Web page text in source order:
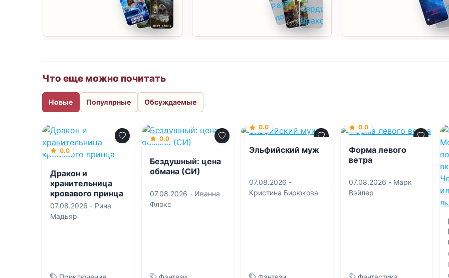
Что еще можно почитать
Новые Популярные Обсуждаемые
0.0
Дракон и
хранительница
кровавого принца
07.08.2026 - Рина
Мадьяр
0.0
Бездушный: цена
обмана (СИ)
07.08.2026 - Иванна
Флокс
0.0
Эльфийский муж
07.08.2026 -
Кристина Бирюкова
0.0
Форма левого
ветра
07.08.2026 - Марк
Вэйлер